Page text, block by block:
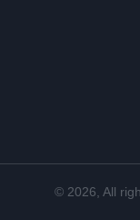
© 2026, All